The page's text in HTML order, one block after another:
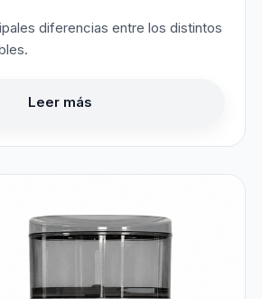
diferencias entre los distintos
Leer más